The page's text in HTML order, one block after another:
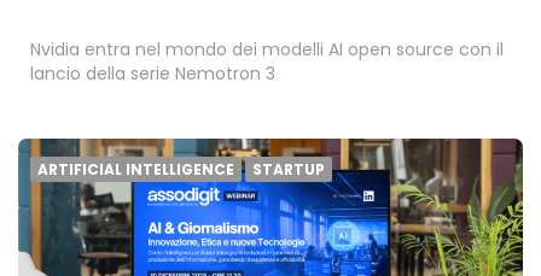
Nvidia entra nel mondo dei modelli AI open source con il
lancio della serie Nemotron 3
ARTIFICIAL INTELLIGENCE STARTUP